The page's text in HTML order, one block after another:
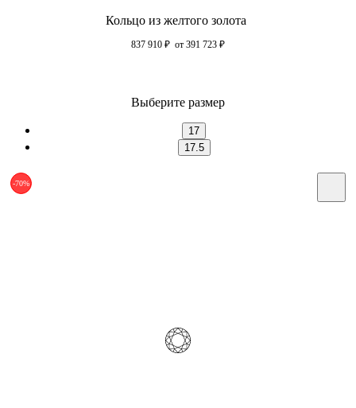
Кольцо из желтого золота
837 910 ₽ от 391 723 ₽
Выберите размер
17
17.5
-70%